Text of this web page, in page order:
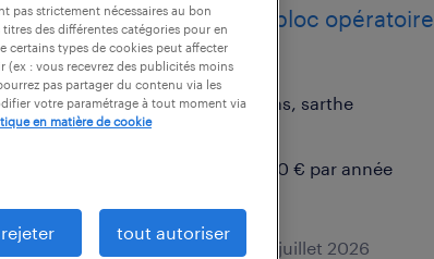
chef de bloc opératoire
(f/h)
le mans, sarthe
65 000 € par année
publié le 8 juillet 2026
pas strictement nécessaires au bon
des différentes catégories pour en
certains types de cookies peut affecter
: vous recevrez des publicités moins
pas partager du contenu via les
votre paramétrage à tout moment via
en matière de cookie
tout autoriser